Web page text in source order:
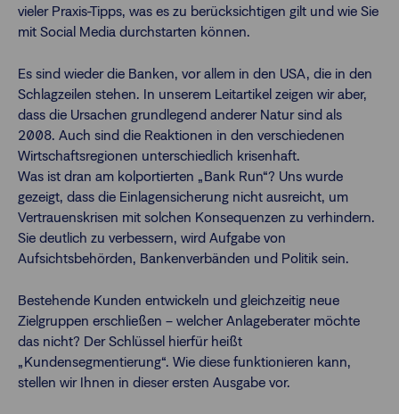
vieler Praxis-Tipps, was es zu berücksichtigen gilt und wie Sie
mit Social Media durchstarten können.
Es sind wieder die Banken, vor allem in den USA, die in den
Schlagzeilen stehen. In unserem Leitartikel zeigen wir aber,
dass die Ursachen grundlegend anderer Natur sind als
2008. Auch sind die Reaktionen in den verschiedenen
Wirtschaftsregionen unterschiedlich krisenhaft.
Was ist dran am kolportierten „Bank Run“? Uns wurde
gezeigt, dass die Einlagensicherung nicht ausreicht, um
Vertrauenskrisen mit solchen Konsequenzen zu verhindern.
Sie deutlich zu verbessern, wird Aufgabe von
Aufsichtsbehörden, Bankenverbänden und Politik sein.
Bestehende Kunden entwickeln und gleichzeitig neue
Zielgruppen erschließen – welcher Anlageberater möchte
das nicht? Der Schlüssel hierfür heißt
„Kundensegmentierung“. Wie diese funktionieren kann,
stellen wir Ihnen in dieser ersten Ausgabe vor.